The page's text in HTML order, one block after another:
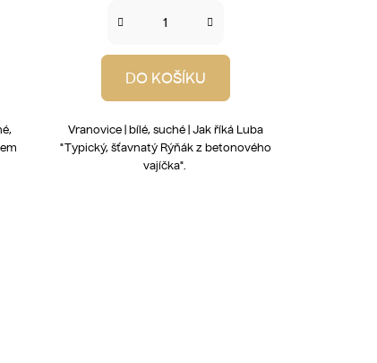
DO KOŠÍKU
Vranovice | bílé, suché | Jak říká Luba
"Typický, šťavnatý Rýňák z betonového
vajíčka".